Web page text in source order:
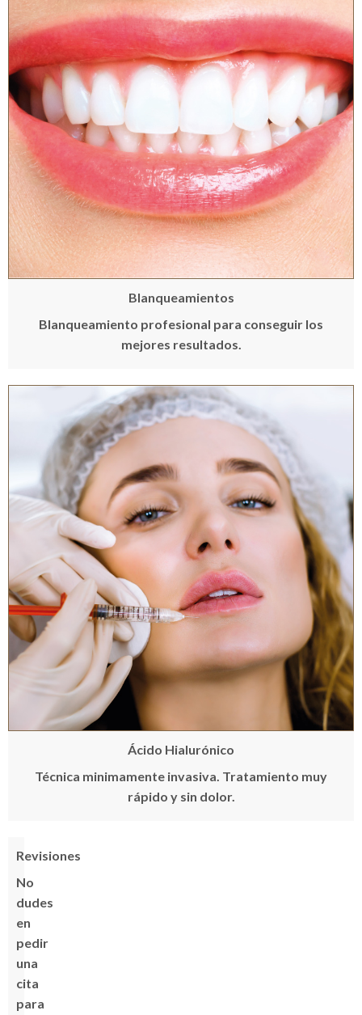
Blanqueamientos
Blanqueamiento profesional para conseguir los
mejores resultados.
Ácido Hialurónico
Técnica minimamente invasiva. Tratamiento muy
rápido y sin dolor.
Revisiones
No
dudes
en
pedir
una
cita
para